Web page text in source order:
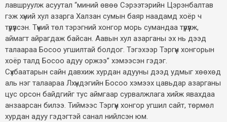
лавшруулж асуутал “миний өвөө Сэрээтэрийн Цэрэнбалтав
гэж хүний хул азарга Халзан сумын баяр наадамд хоёр ч
түрүүлсэн. Түүний төл тэрэгний хонгор морь сумандаа түрүүлж,
аймагт айрагдаж байсан. Аавын хул азарганы эх нь дээд
талаараа Босоо угшилтай болдог. Тэгэхээр Тэргүүн хонгорын
хоёр талд Босоо адуу оржээ” хэмээсэн гэдэг.
Сүхбаатарын сайн давхиж хурдан адууны дээд удмыг хөөхөд
аль нэг талаараа Лхүндэгийн Босоо хэмээх цавьдар азарганы
цус орсон байдгийг тус аймгаар сурвалжлага хийж явахдаа
анзаарсан билээ. Тиймээс Тэргүүн хонгор угшил сайт, төрмөл
хурдан адуу гэдэгтэй санал нийлсэн юм.